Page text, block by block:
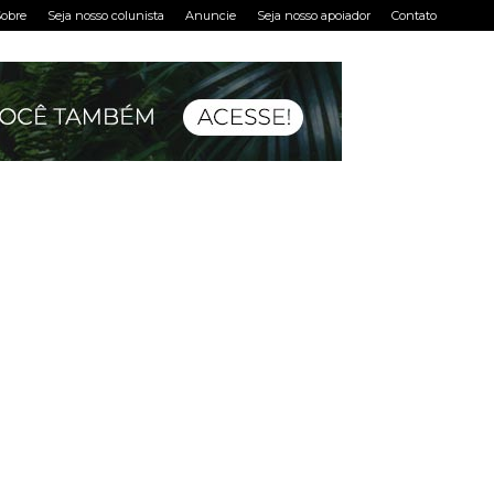
Seja nosso colunista Anuncie Seja nosso apoiador Contato